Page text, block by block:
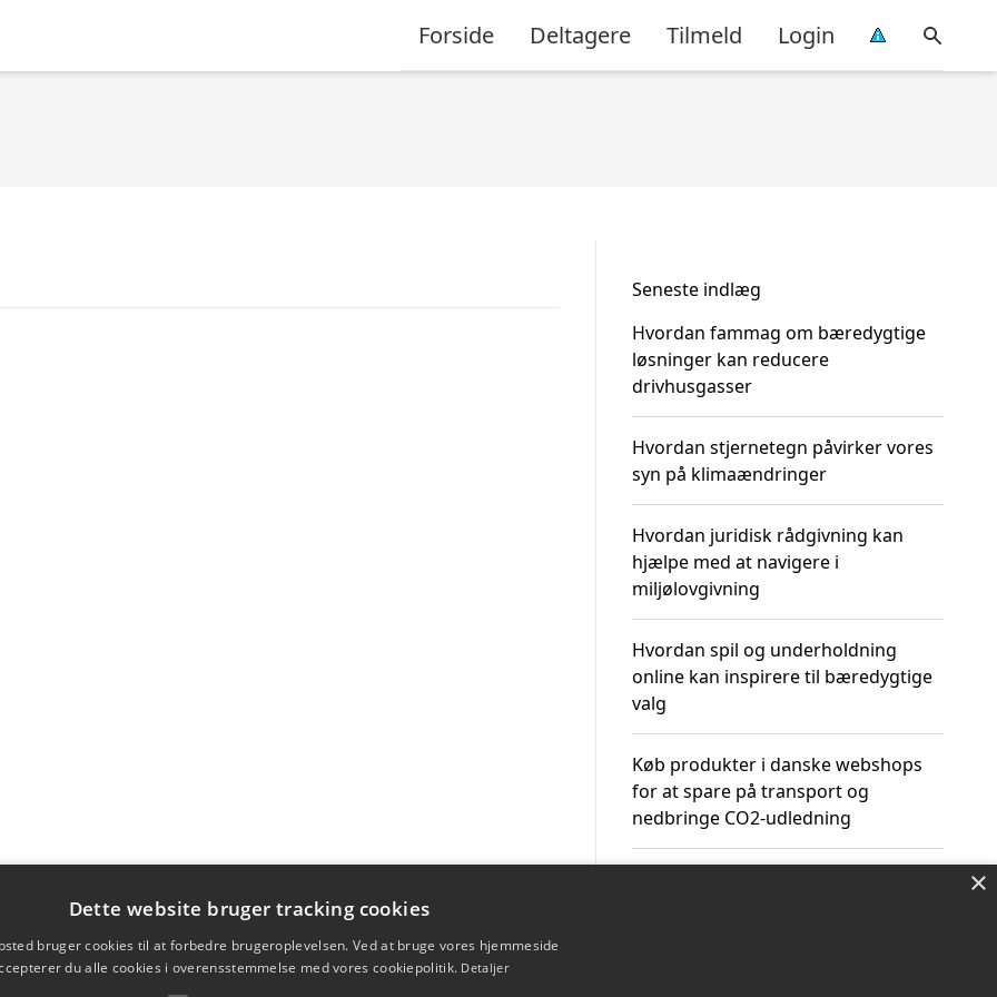
Forside Deltagere Tilmeld Login
Seneste indlæg
Hvordan fammag om bæredygtige
løsninger kan reducere
drivhusgasser
Hvordan stjernetegn påvirker vores
syn på klimaændringer
Hvordan juridisk rådgivning kan
hjælpe med at navigere i
miljølovgivning
Hvordan spil og underholdning
online kan inspirere til bæredygtige
valg
Køb produkter i danske webshops
for at spare på transport og
nedbringe CO2-udledning
×
Dette website bruger tracking cookies
bruger cookies til at forbedre brugeroplevelsen. Ved at bruge vores hjemmeside
du alle cookies i overensstemmelse med vores cookiepolitik. Detaljer